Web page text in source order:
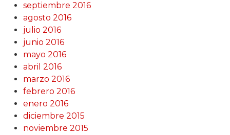
septiembre 2016
agosto 2016
julio 2016
junio 2016
mayo 2016
abril 2016
marzo 2016
febrero 2016
enero 2016
diciembre 2015
noviembre 2015